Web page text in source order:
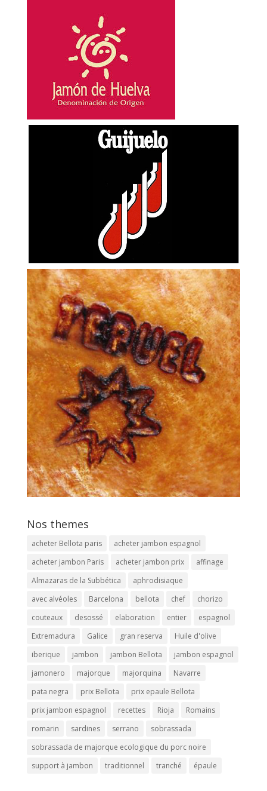
Nos themes
acheter Bellota paris
acheter jambon espagnol
acheter jambon Paris
acheter jambon prix
affinage
Almazaras de la Subbética
aphrodisiaque
avec alvéoles
Barcelona bellota chef
chorizo
couteaux
desossé elaboration entier
espagnol
Extremadura
Galice gran reserva
Huile d'olive
iberique
jambon jambon Bellota
jambon espagnol
jamonero
majorque majorquina
Navarre
pata negra
prix Bellota
prix epaule Bellota
prix jambon espagnol
recettes Rioja
Romains
romarin
sardines serrano
sobrassada
sobrassada de majorque ecologique du porc noire
support à jambon
traditionnel tranché épaule